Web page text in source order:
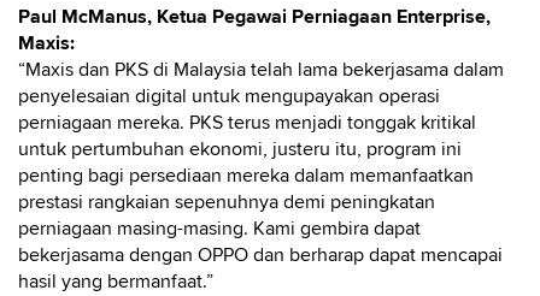
Paul McManus, Ketua Pegawai Perniagaan Enterprise,
Maxis:
“Maxis dan PKS di Malaysia telah lama bekerjasama dalam
penyelesaian digital untuk mengupayakan operasi
perniagaan mereka. PKS terus menjadi tonggak kritikal
untuk pertumbuhan ekonomi, justeru itu, program ini
penting bagi persediaan mereka dalam memanfaatkan
prestasi rangkaian sepenuhnya demi peningkatan
perniagaan masing-masing. Kami gembira dapat
bekerjasama dengan OPPO dan berharap dapat mencapai
hasil yang bermanfaat.”